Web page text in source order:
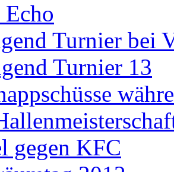
Turnier bei
Turnier 13
gegen KFC